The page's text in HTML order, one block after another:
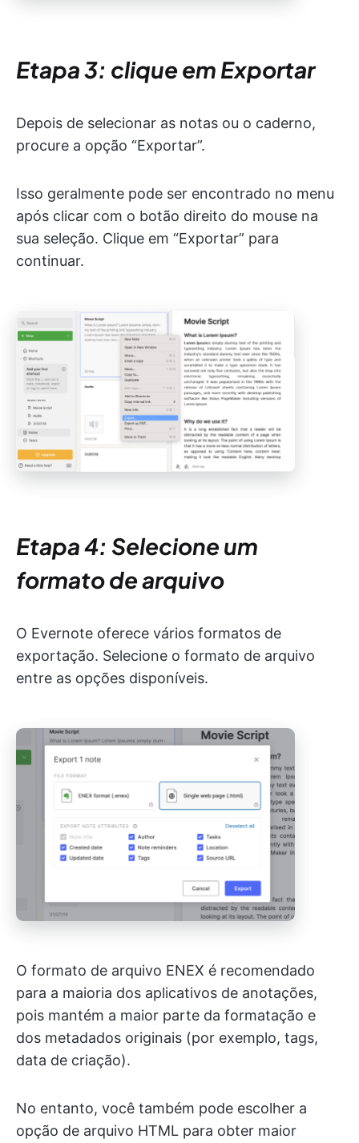
Etapa 3: clique em Exportar
Depois de selecionar as notas ou o caderno,
procure a opção “Exportar”.
Isso geralmente pode ser encontrado no menu
após clicar com o botão direito do mouse na
sua seleção. Clique em “Exportar” para
continuar.
Etapa 4: Selecione um
formato de arquivo
O Evernote oferece vários formatos de
exportação. Selecione o formato de arquivo
entre as opções disponíveis.
O formato de arquivo ENEX é recomendado
para a maioria dos aplicativos de anotações,
pois mantém a maior parte da formatação e
dos metadados originais (por exemplo, tags,
data de criação).
No entanto, você também pode escolher a
opção de arquivo HTML para obter maior